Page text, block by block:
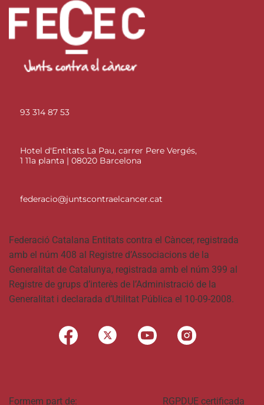
93 314 87 53
Hotel d'Entitats La Pau, carrer Pere Vergés,
1 11a planta | 08020 Barcelona
federacio@juntscontraelcancer.cat
Federació Catalana Entitats contra el Càncer, registrada
amb el núm 408 al Registre d’Associacions de la
Generalitat de Catalunya, registrada amb el núm 399 al
Registre de grups d’interès de l’Administració de la
Generalitat i declarada d’Utilitat Pública el 10-09-2008.
Formem part de: RGPDUE certificada